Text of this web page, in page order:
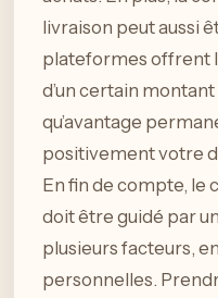
livraison peut aussi
plateformes offrent
d’un certain
qu’avantage
positivement votre
En fin de compte, le
doit être guidé par
plusieurs facteurs,
personnelles.